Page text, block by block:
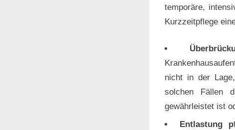
temporäre,
Kurzzeitpflege
nicht in der
solchen Fällen
gewährleistet ist
Entlastung